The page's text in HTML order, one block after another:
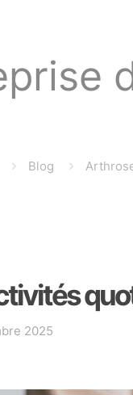
Blog
2025